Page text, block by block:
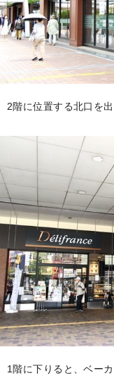
2階に位置する北口を
1階に下りると、ベー